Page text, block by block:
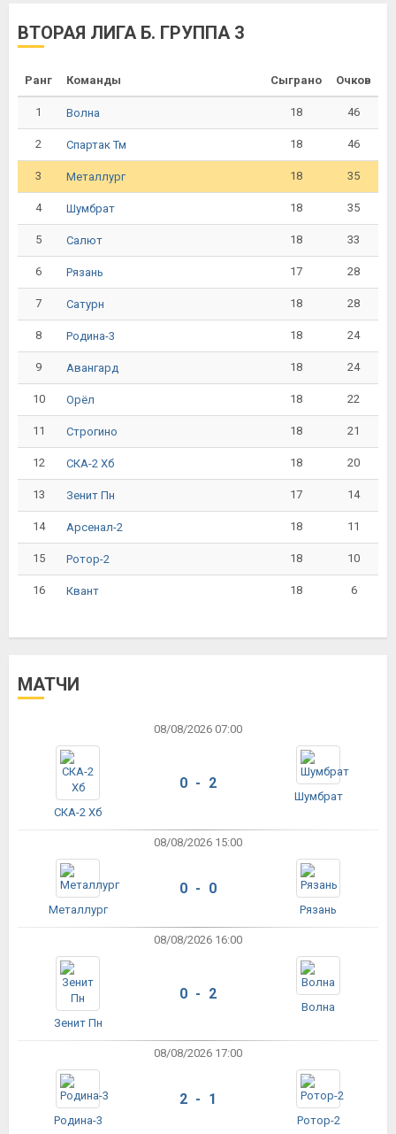
ВТОРАЯ ЛИГА Б. ГРУППА 3
Ранг Команды Сыграно Очков
1 Волна 18 46
2 Спартак Тм 18 46
3 Металлург 18 35
4 Шумбрат 18 35
5 Салют 18 33
6 Рязань 17 28
7 Сатурн 18 28
8 Родина-3 18 24
9 Авангард 18 24
10 Орёл 18 22
11 Строгино 18 21
12 СКА-2 Хб 18 20
13 Зенит Пн 17 14
14 Арсенал-2 18 11
15 Ротор-2 18 10
16 Квант 18 6
МАТЧИ
08/08/2026 07:00
СКА-2 Хб
0 - 2
Шумбрат
08/08/2026 15:00
Металлург
0 - 0
Рязань
08/08/2026 16:00
Зенит Пн
0 - 2
Волна
08/08/2026 17:00
Родина-3
2 - 1
Ротор-2